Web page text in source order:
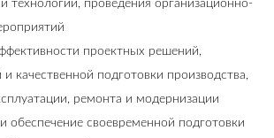
технологии, проведения организационно-
проектных решений,
качественной подготовки производства,
ремонта и модернизации
обеспечение своевременной подготовки